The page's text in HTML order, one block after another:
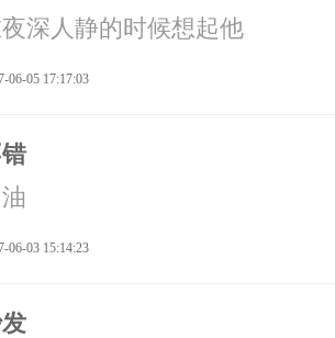
深人静的时候想起他
06-05 17:17:03
06-03 15:14:23